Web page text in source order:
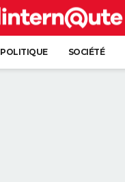
POLITIQUE SOCIÉTÉ